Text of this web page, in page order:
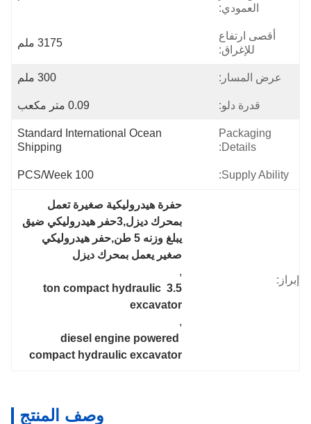
العمودي:
أقصى ارتفاع
للإغراق:
3175 ملم
عرض المسار: 300 ملم
قدرة دلو: 0.09 متر مكعب
Packaging
Details:
Standard International Ocean
Shipping
Supply Ability:
100 PCS/Week
إبراز:
حفرة هيدروليكية صغيرة تعمل
بمحرك ديزل,3حفر هيدروليكي ضيق
يبلغ وزنه 5 طن,حفر هيدروليكي
صغير يعمل بمحرك ديزل
,
3.5 ton compact hydraulic
excavator
,
diesel engine powered
compact hydraulic excavator
وصف المنتج